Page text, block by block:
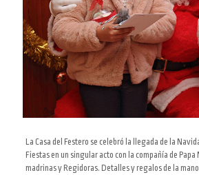
La Casa del Festero se celebró la llegada de la
Fiestas en un singular acto con la compañía de Papa
madrinas y Regidoras. Detalles y regalos de la